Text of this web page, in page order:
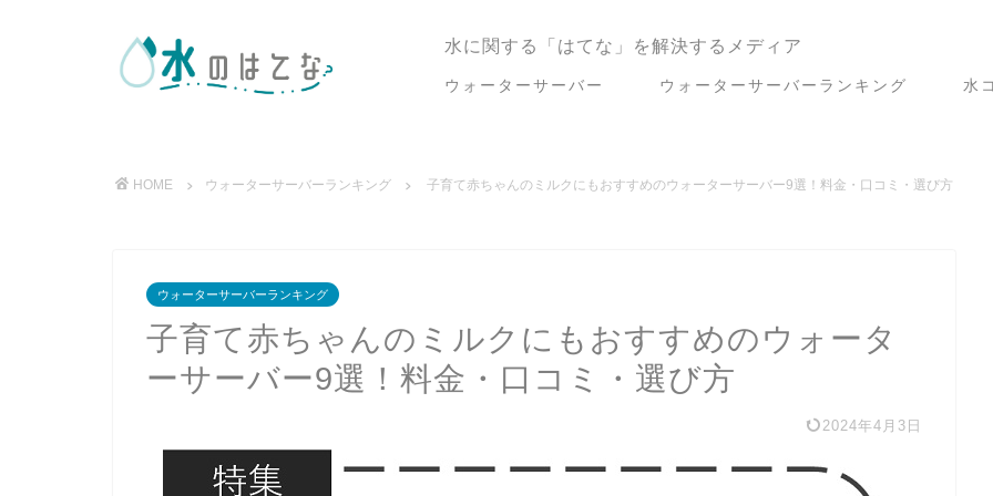
水に関する「はてな」を解決するメディア
ウォーターサーバー ウォーターサーバーランキング 水
HOME ウォーターサーバーランキング 子育て赤ちゃんのミルクにもおすすめのウォーターサーバー9選！料金・口コミ・選び方
ウォーターサーバーランキング
子育て赤ちゃんのミルクにもおすすめのウォータ
ーサーバー9選！料金・口コミ・選び方
2024年4月3日